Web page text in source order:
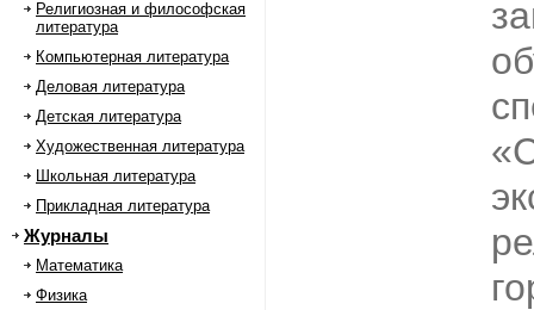
Религиозная и философская
литература
Компьютерная литература
Деловая литература
Детская литература
Художественная литература
Школьная литература
Прикладная литература
Журналы
Математика
Физика